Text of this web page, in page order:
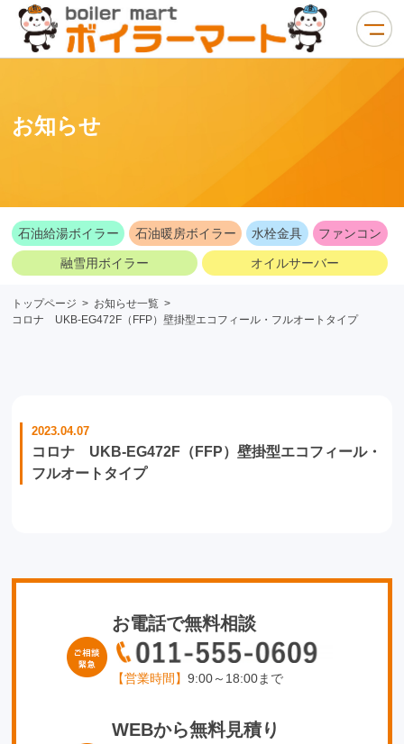
お知らせ
石油給湯ボイラー 石油暖房ボイラー 水栓金具 ファンコン
融雪用ボイラー オイルサーバー
トップページ > お知らせ一覧 >
コロナ UKB-EG472F（FFP）壁掛型エコフィール・フルオートタイプ
2023.04.07
コロナ UKB-EG472F（FFP）壁掛型エコフィール・
フルオートタイプ
お電話で無料相談
【営業時間】 9:00～18:00まで
WEBから無料見積り